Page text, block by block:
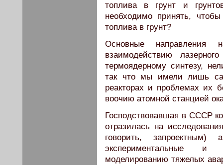
топлива в грунт и
необходимо принять,
топлива в грунт?
Основные направления
взаимодействию
термоядерному синтезу,
так что мы имели лишь
реакторах и проблемах их
воочию атомной станцией
Господствовавшая в СССР
отразилась на
говорить,
экспериментальные и
моделированию тяжелых